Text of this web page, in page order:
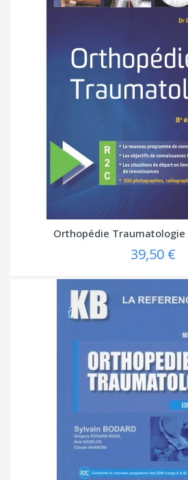
Orthopédie Traumatologie
39,50 €